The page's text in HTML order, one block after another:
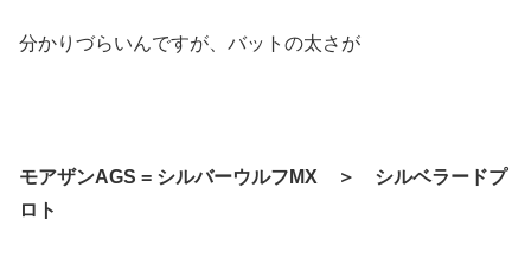
分かりづらいんですが、バットの太さが
モアザンAGS = シルバーウルフMX ＞ シルベラードプ
ロト